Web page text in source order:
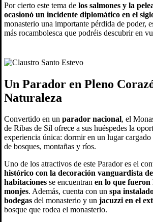
Por cierto este tema de los salmones y la
ocasionó un incidente diplomático en el
monasterio una importante pérdida de poder,
más rocambolesca que podréis descubrir en
Un Parador en Pleno
Naturaleza
Convertido en un parador nacional, el
de Ribas de Sil ofrece a sus huéspedes la
experiencia única: dormir en un lugar
de bosques, montañas y ríos.
Uno de los atractivos de este Parador es el
histórico con la decoración vanguardista
habitaciones se encuentran en lo que fueron
monjes. Además, cuenta con un spa
bodegas del monasterio y un jacuzzi en el
bosque que rodea el monasterio.